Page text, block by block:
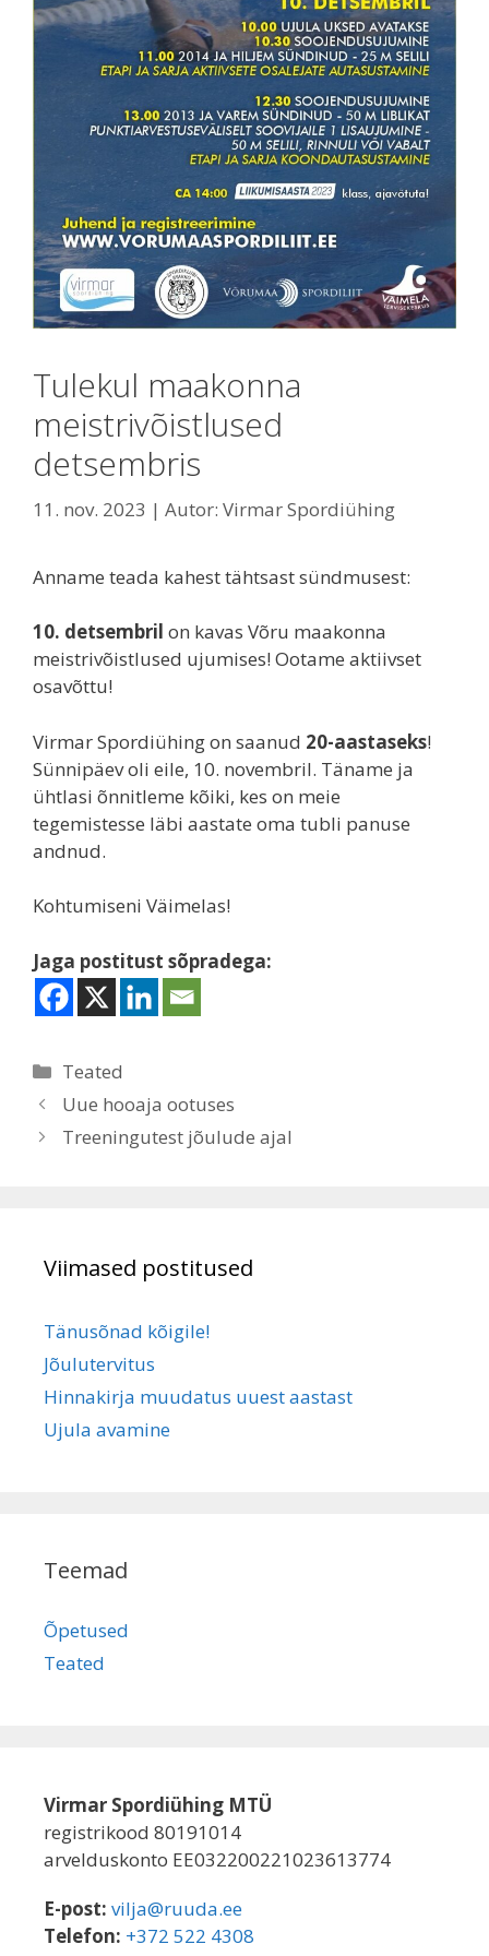
Tulekul maakonna
meistrivõistlused
detsembris
11. nov. 2023 | Autor: Virmar Spordiühing
Anname teada kahest tähtsast sündmusest:
10. detsembril on kavas Võru maakonna
meistrivõistlused ujumises! Ootame aktiivset
osavõttu!
Virmar Spordiühing on saanud 20-aastaseks!
Sünnipäev oli eile, 10. novembril. Täname ja
ühtlasi õnnitleme kõiki, kes on meie
tegemistesse läbi aastate oma tubli panuse
andnud.
Kohtumiseni Väimelas!
Jaga postitust sõpradega:
Rubriigid
Teated
Uue hooaja ootuses
Treeningutest jõulude ajal
Viimased postitused
Tänusõnad kõigile!
Jõulutervitus
Hinnakirja muudatus uuest aastast
Ujula avamine
Teemad
Õpetused
Teated
Virmar Spordiühing MTÜ
registrikood 80191014
arvelduskonto EE032200221023613774
E-post: vilja@ruuda.ee
Telefon: +372 522 4308